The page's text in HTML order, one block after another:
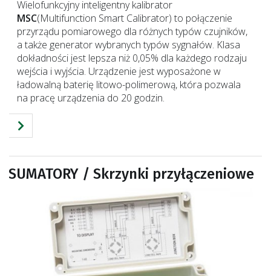
Wielofunkcyjny inteligentny kalibrator
MSC(Multifunction Smart Calibrator) to połączenie
przyrządu pomiarowego dla różnych typów czujników,
a także generator wybranych typów sygnałów. Klasa
dokładności jest lepsza niż 0,05% dla każdego rodzaju
wejścia i wyjścia. Urządzenie jest wyposażone w
ładowalną baterię litowo-polimerową, która pozwala
na pracę urządzenia do 20 godzin.
SUMATORY / Skrzynki przyłączeniowe